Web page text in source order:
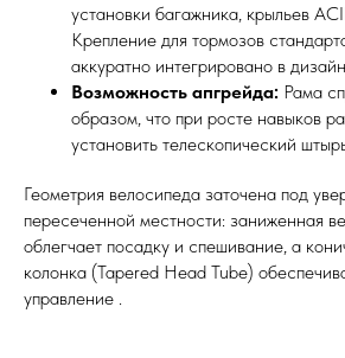
установки багажника, крыльев
Крепление для тормозов
аккуратно интегрировано в
Возможность апгрейда: Рама
образом, что при росте навыков
установить телескопический
Геометрия велосипеда заточена под
пересеченной местности: заниженная
облегчает посадку и спешивание, а
колонка (Tapered Head Tube)
управление .